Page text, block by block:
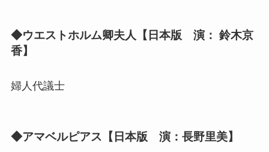
◆ウエストホルム卿夫人【日本版 演： 鈴木京
香】
婦人代議士
◆アマベルピアス【日本版 演：長野里美】